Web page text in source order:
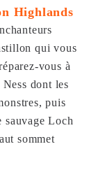
Highlands
qui vous
vous à
dont les
puis
Loch
sommet